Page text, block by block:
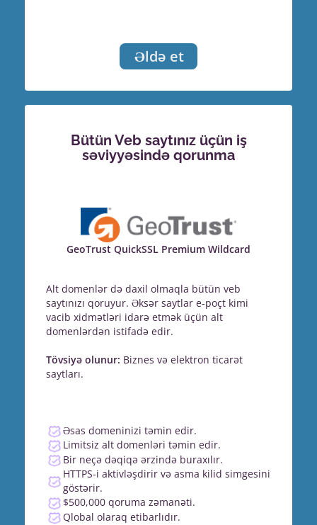
Əldə et
Bütün Veb saytınız üçün iş
səviyyəsində qorunma
GeoTrust QuickSSL Premium Wildcard
Alt domenlər də daxil olmaqla bütün veb
saytınızı qoruyur. Əksər saytlar e-poçt kimi
vacib xidmətləri idarə etmək üçün alt
domenlərdən istifadə edir.
Tövsiyə olunur: Biznes və elektron ticarət
saytları.
Əsas domeninizi təmin edir.
Limitsiz alt domenləri təmin edir.
Bir neçə dəqiqə ərzində buraxılır.
HTTPS-i aktivləşdirir və asma kilid simgesini
göstərir.
$500,000 qoruma zəmanəti.
Qlobal olaraq etibarlıdır.